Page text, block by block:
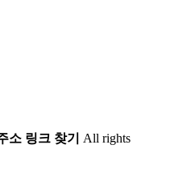
소 링크 찾기 All rights